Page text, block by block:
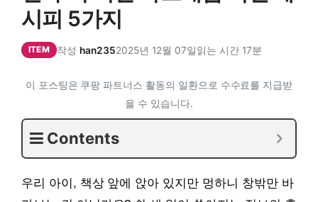
시피 5가지
ITEM 작성 han2352025년 12월 07일읽는 시간 17분
이 포스팅은 쿠팡 파트너스 활동의 일환으로 수수료를 지급받
을 수 있습니다.
Contents
우리 아이, 책상 앞에 앉아 있지만 멍하니 창밖만 바